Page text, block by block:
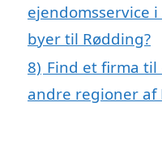
ejendomsservice
byer til Rødding?
8) Find et firma til
andre regioner af